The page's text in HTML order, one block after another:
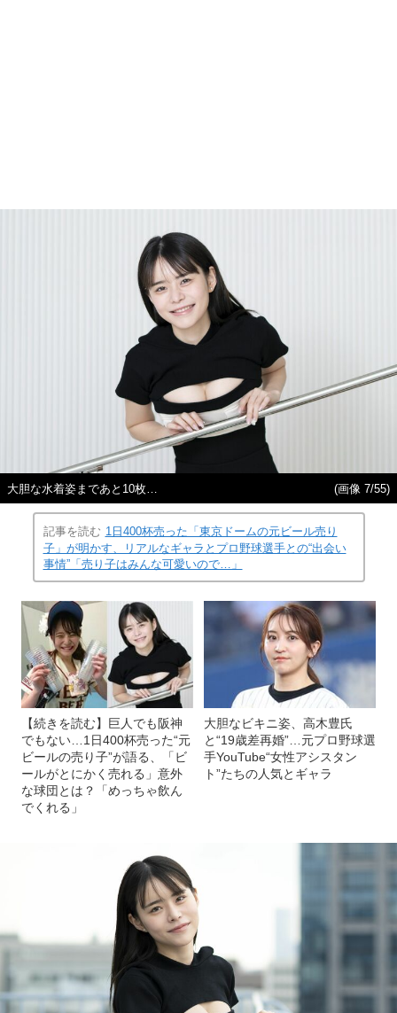
大胆な水着姿まであと10枚… (画像 7/55)
記事を読む 1日400杯売った「東京ドームの元ビール売り
子」が明かす、リアルなギャラとプロ野球選手との“出会い
事情”「売り子はみんな可愛いので…」
【続きを読む】巨人でも阪神
でもない…1日400杯売った“元
ビールの売り子”が語る、「ビ
ールがとにかく売れる」意外
な球団とは？「めっちゃ飲ん
でくれる」
大胆なビキニ姿、高木豊氏
と“19歳差再婚”…元プロ野球選
手YouTube“女性アシスタン
ト”たちの人気とギャラ